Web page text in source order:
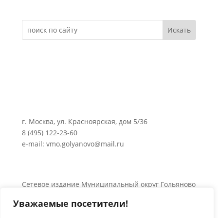
Уважаемые посетители!
г. Москва, ул. Красноярская, дом 5/36
8 (495) 122-23-60
e-mail: vmo.golyanovo@mail.ru
Сетевое издание Муниципальный округ Гольяново
Об использовании информации сайта.